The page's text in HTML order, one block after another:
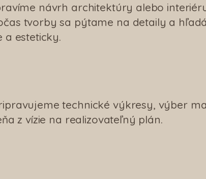
návrh architektúry alebo
tvorby sa pýtame na detaily a
a esteticky.
technické výkresy, výber
z vízie na realizovateľný plán.